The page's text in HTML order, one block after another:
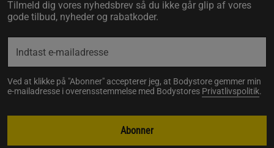
Tilmeld dig vores nyhedsbrev så du ikke går glip af vores
gode tilbud, nyheder og rabatkoder.
Ved at klikke på "Abonner" accepterer jeg, at Bodystore gemmer min
e-mailadresse i overensstemmelse med Bodystores Privatlivspolitik.
Abonner